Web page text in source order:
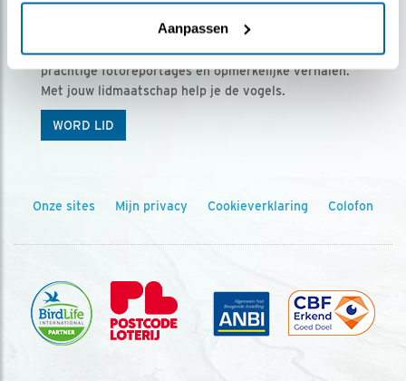
Aanpassen
Ontvang 5 x Vogels voor € 36,00 per jaar
Vogels is het tijdschrift voor onze leden, met
prachtige fotoreportages en opmerkelijke verhalen.
Met jouw lidmaatschap help je de vogels.
WORD LID
Onze sites Mijn privacy Cookieverklaring Colofon